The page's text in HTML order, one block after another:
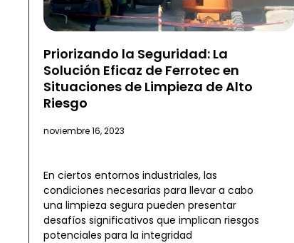
Priorizando la Seguridad: La
Solución Eficaz de Ferrotec en
Situaciones de Limpieza de Alto
Riesgo
noviembre 16, 2023
En ciertos entornos industriales, las
condiciones necesarias para llevar a cabo
una limpieza segura pueden presentar
desafíos significativos que implican riesgos
potenciales para la integridad